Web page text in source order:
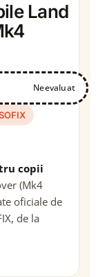
Land
Neevaluat
copii
(Mk4
oficiale de
de la